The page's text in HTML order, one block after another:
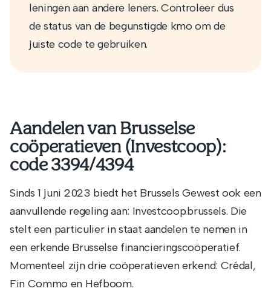
leningen aan andere leners. Controleer dus
de status van de begunstigde kmo om de
juiste code te gebruiken.
Aandelen van Brusselse
coöperatieven (Investcoop):
code 3394/4394
Sinds 1 juni 2023 biedt het Brussels Gewest ook een
aanvullende regeling aan: Investcoop.brussels. Die
stelt een particulier in staat aandelen te nemen in
een erkende Brusselse financieringscoöperatief.
Momenteel zijn drie coöperatieven erkend: Crédal,
Fin Commo en Hefboom.